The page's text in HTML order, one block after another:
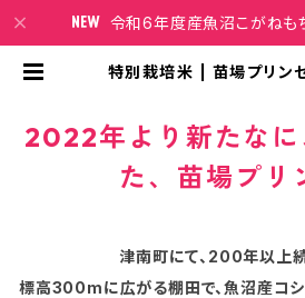
令和6年度産魚沼こがねも
特別栽培米 | 苗場プリンセ
2022年より新たなに
た、苗場プリ
津南町にて、200年以上続
標高300mに広がる棚田で、魚沼産コシ